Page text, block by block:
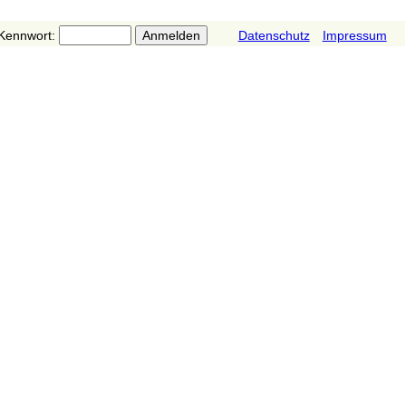
Datenschutz Impressum